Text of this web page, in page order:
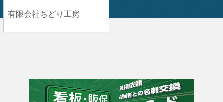
有限会社ちどり工房